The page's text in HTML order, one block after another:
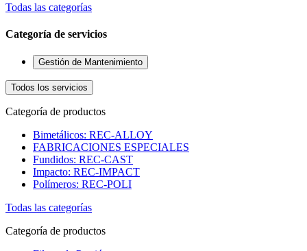
Todas las categorías
Categoría de servicios
Gestión de Mantenimiento
Todos los servicios
Categoría de productos
Bimetálicos: REC-ALLOY
FABRICACIONES ESPECIALES
Fundidos: REC-CAST
Impacto: REC-IMPACT
Polímeros: REC-POLI
Todas las categorías
Categoría de productos